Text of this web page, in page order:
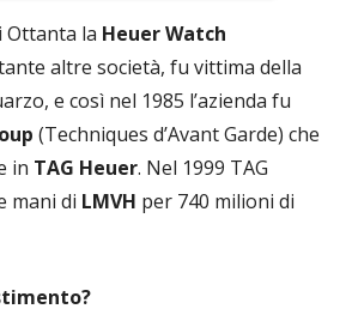
Ottanta la Heuer Watch
altre società, fu vittima della
e così nel 1985 l’azienda fu
(Techniques d’Avant Garde) che
in TAG Heuer. Nel 1999 TAG
mani di LMVH per 740 milioni di